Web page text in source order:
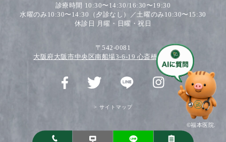
診療時間 10:30〜14:30/16:30〜19:30
水曜のみ10:30〜14:30（夕診なし）／土曜のみ10:30〜15:30
休診日 月曜・日曜・祝日
〒542-0081
大阪府大阪市中央区南船場3-6-19 心斎橋ワダビル2F
> サイトマップ
©福本医院.